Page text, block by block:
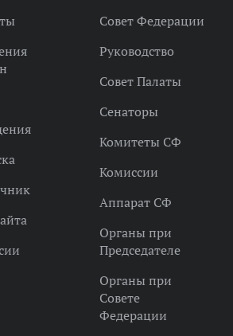
Совет Федерации
Руководство
Совет Палаты
Сенаторы
Комитеты СФ
Комиссии
Аппарат СФ
Органы при
Председателе
Органы при
Совете
Федерации